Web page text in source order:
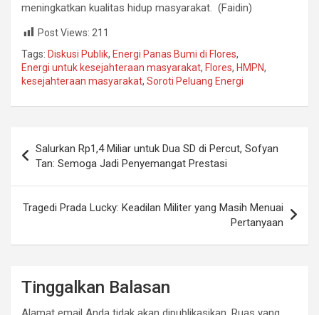
meningkatkan kualitas hidup masyarakat. (Faidin)
Post Views: 211
Tags: Diskusi Publik, Energi Panas Bumi di Flores,
Energi untuk kesejahteraan masyarakat, Flores, HMPN,
kesejahteraan masyarakat, Soroti Peluang Energi
pos
Salurkan Rp1,4 Miliar untuk Dua SD di Percut, Sofyan
Tan: Semoga Jadi Penyemangat Prestasi
Tragedi Prada Lucky: Keadilan Militer yang Masih Menuai
Pertanyaan
Tinggalkan Balasan